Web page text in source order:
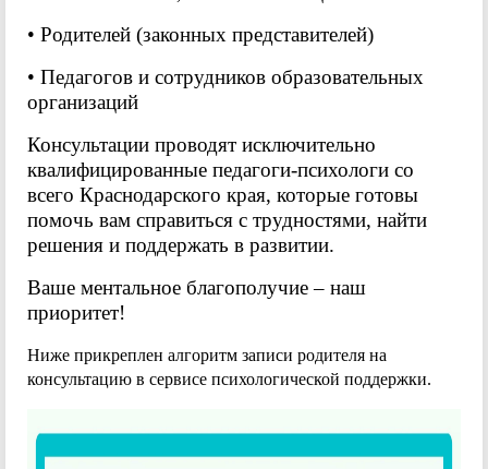
• Родителей (законных представителей)
• Педагогов и сотрудников образовательных
организаций
Консультации проводят исключительно
квалифицированные педагоги-психологи со
всего Краснодарского края, которые готовы
помочь вам справиться с трудностями, найти
решения и поддержать в развитии.
Ваше ментальное благополучие – наш
приоритет!
Ниже прикреплен алгоритм записи родителя на
консультацию в сервисе психологической поддержки.